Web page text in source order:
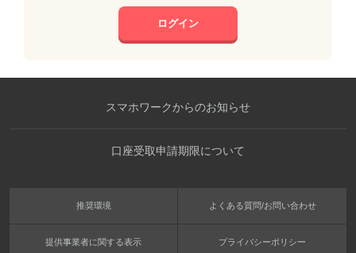
ログイン
スマホワークからのお知らせ
口座受取申請期限について
推奨環境 よくある質問/お問い合わせ
提供事業者に関する表示 プライバシーポリシー